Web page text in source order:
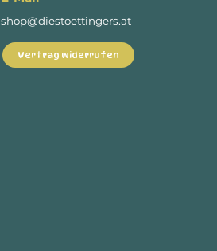
shop@diestoettingers.at
Vertrag widerrufen